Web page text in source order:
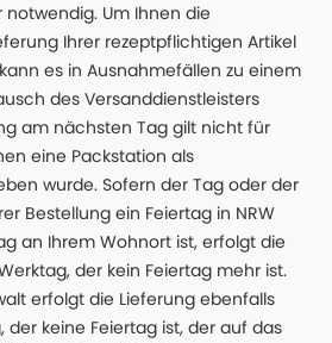
Um Ihnen die
Ihrer rezeptpflichtigen Artikel
es in Ausnahmefällen zu einem
des Versanddienstleisters
am nächsten Tag gilt nicht für
eine Packstation als
wurde. Sofern der Tag oder der
Bestellung ein Feiertag in NRW
an Ihrem Wohnort ist, erfolgt die
der kein Feiertag mehr ist.
erfolgt die Lieferung ebenfalls
der keine Feiertag ist, der auf das